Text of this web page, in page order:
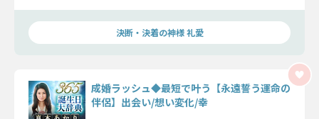
決断・決着の神様 礼愛
成婚ラッシュ◆最短で叶う【永遠誓う運命の
伴侶】出会い/想い変化/幸